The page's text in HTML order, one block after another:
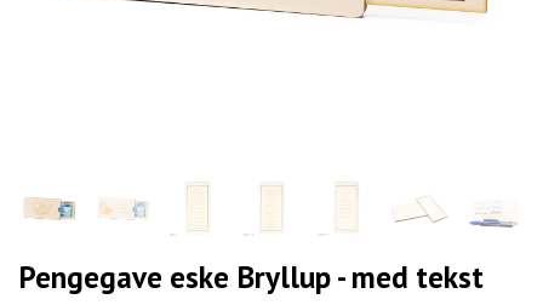
Pengegave eske Bryllup - med tekst